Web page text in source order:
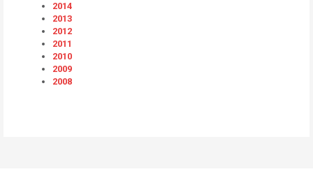
2014
2013
2012
2011
2010
2009
2008